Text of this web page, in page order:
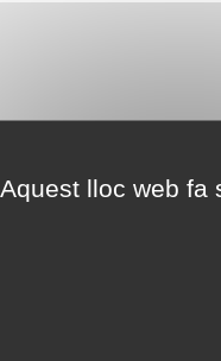
Aquest lloc web fa